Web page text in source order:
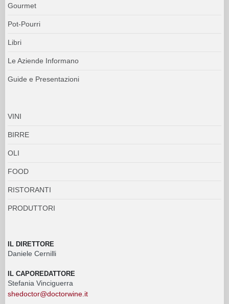
Gourmet
Pot-Pourri
Libri
Le Aziende Informano
Guide e Presentazioni
VINI
BIRRE
OLI
FOOD
RISTORANTI
PRODUTTORI
IL DIRETTORE
Daniele Cernilli
IL CAPOREDATTORE
Stefania Vinciguerra
shedoctor@doctorwine.it